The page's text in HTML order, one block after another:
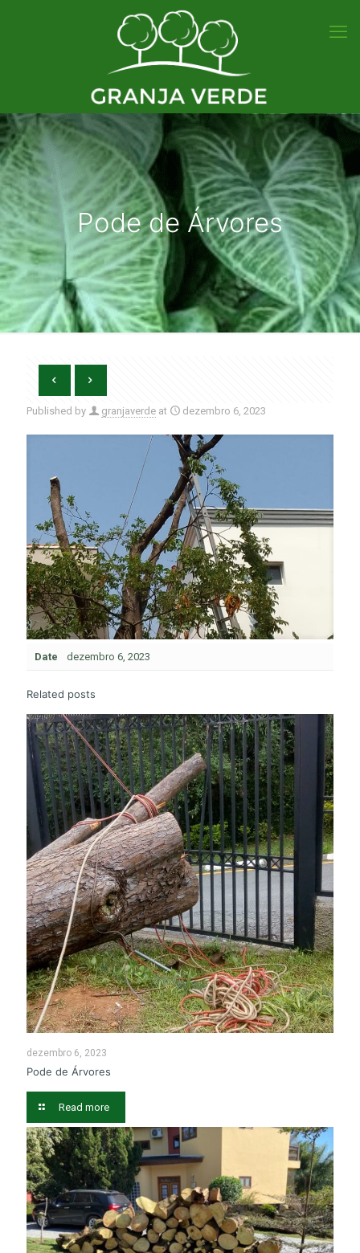
Pode de Árvores
Published by granjaverde at dezembro 6, 2023
Date dezembro 6, 2023
Related posts
dezembro 6, 2023
Pode de Árvores
Read more